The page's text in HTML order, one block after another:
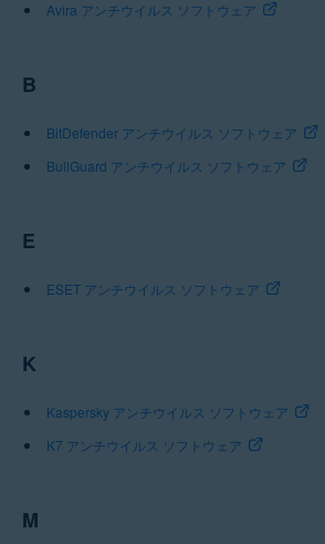
Avira アンチウイルス ソフトウェア
B
BitDefender アンチウイルス ソフトウェア
BullGuard アンチウイルス ソフトウェア
E
ESET アンチウイルス ソフトウェア
K
Kaspersky アンチウイルス ソフトウェア
K7 アンチウイルス ソフトウェア
M